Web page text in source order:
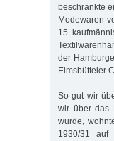
beschränkte
Modewaren
15
der
Eimsbütteler
So gut wir
wir über das
wurde,
1930/31 auf